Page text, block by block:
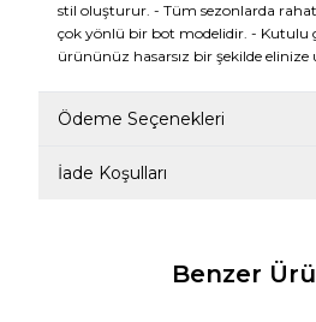
stil oluşturur. - Tüm sezonlarda
çok yönlü bir bot modelidir. - Kutulu
ürününüz hasarsız bir şekilde elinize
Ödeme Seçenekleri
İade Koşulları
Benzer